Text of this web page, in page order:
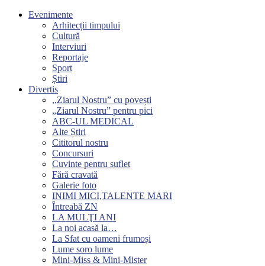
Evenimente
Arhitecții timpului
Cultură
Interviuri
Reportaje
Sport
Știri
Divertis
,,Ziarul Nostru” cu povești
„Ziarul Nostru” pentru pici
ABC-UL MEDICAL
Alte Știri
Cititorul nostru
Concursuri
Cuvinte pentru suflet
Fără cravată
Galerie foto
INIMI MICI,TALENTE MARI
Întreabă ZN
LA MULŢI ANI
La noi acasă la…
La Sfat cu oameni frumoși
Lume soro lume
Mini-Miss & Mini-Mister